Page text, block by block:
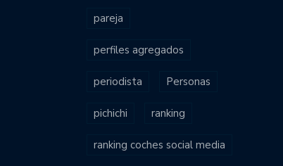
pareja
perfiles agregados
periodista Personas
pichichi ranking
ranking coches social media